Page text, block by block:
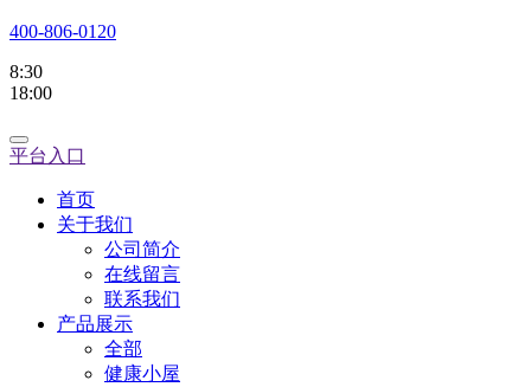
400-806-0120
8:30
18:00
平台入口
首页
关于我们
公司简介
在线留言
联系我们
产品展示
全部
健康小屋